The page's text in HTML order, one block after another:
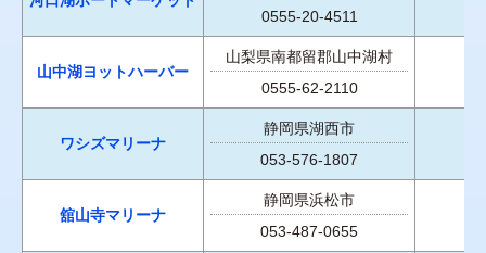
0555-20-4511
山中湖ヨットハーバー
山梨県南都留郡山中湖村
0555-62-2110
ワシズマリーナ
静岡県湖西市
053-576-1807
舘山寺マリーナ
静岡県浜松市
053-487-0655